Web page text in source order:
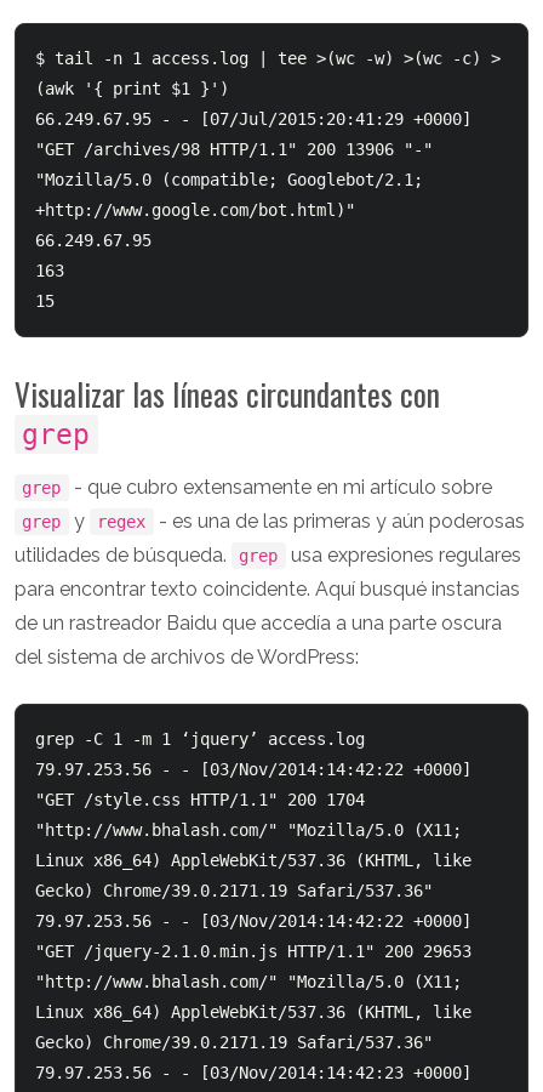
$ tail -n 1 access.log | tee >(wc -w) >(wc -c) >
(awk '{ print $1 }')
66.249.67.95 - - [07/Jul/2015:20:41:29 +0000]
"GET /archives/98 HTTP/1.1" 200 13906 "-"
"Mozilla/5.0 (compatible; Googlebot/2.1;
+http://www.google.com/bot.html)"
66.249.67.95
163
Visualizar las líneas circundantes con
grep
grep - que cubro extensamente en mi artículo sobre
grep y regex
- es una de las primeras y aún poderosas
utilidades de búsqueda.
grep
usa expresiones regulares
para encontrar texto coincidente. Aquí busqué instancias
de un rastreador Baidu que accedía a una parte oscura
del sistema de archivos de WordPress:
grep -C 1 -m 1 ‘jquery’ access.log
79.97.253.56 - - [03/Nov/2014:14:42:22 +0000]
"GET /style.css HTTP/1.1" 200 1704
"http://www.bhalash.com/" "Mozilla/5.0 (X11;
Linux x86_64) AppleWebKit/537.36 (KHTML, like
Gecko) Chrome/39.0.2171.19 Safari/537.36"
79.97.253.56 - - [03/Nov/2014:14:42:22 +0000]
"GET /jquery-2.1.0.min.js HTTP/1.1" 200 29653
"http://www.bhalash.com/" "Mozilla/5.0 (X11;
Linux x86_64) AppleWebKit/537.36 (KHTML, like
Gecko) Chrome/39.0.2171.19 Safari/537.36"
79.97.253.56 - - [03/Nov/2014:14:42:23 +0000]